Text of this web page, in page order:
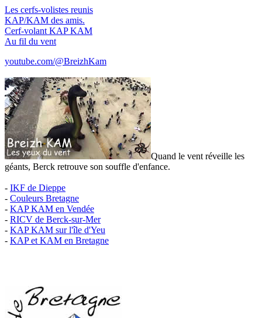
Les cerfs-volistes reunis
KAP/KAM des amis.
Cerf-volant KAP KAM
Au fil du vent
youtube.com/@BreizhKam
Quand le vent réveille les
géants, Berck retrouve son souffle d'enfance.
- IKF de Dieppe
- Couleurs Bretagne
- KAP KAM en Vendée
- RICV de Berck-sur-Mer
- KAP KAM sur l'île d'Yeu
- KAP et KAM en Bretagne